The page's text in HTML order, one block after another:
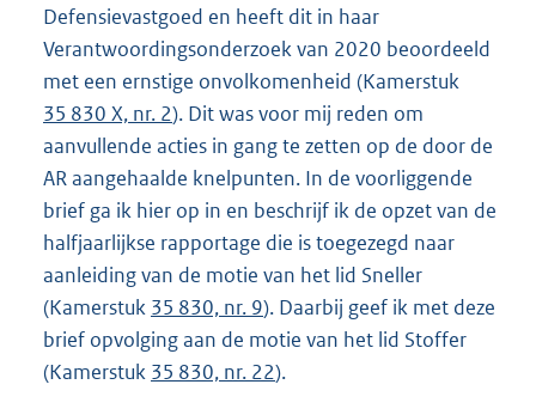
Defensievastgoed en heeft dit in haar
Verantwoordingsonderzoek van 2020 beoordeeld
met een ernstige onvolkomenheid (Kamerstuk
35 830 X, nr. 2). Dit was voor mij reden om
aanvullende acties in gang te zetten op de door de
AR aangehaalde knelpunten. In de voorliggende
brief ga ik hier op in en beschrijf ik de opzet van de
halfjaarlijkse rapportage die is toegezegd naar
aanleiding van de motie van het lid Sneller
(Kamerstuk 35 830, nr. 9). Daarbij geef ik met deze
brief opvolging aan de motie van het lid Stoffer
(Kamerstuk 35 830, nr. 22).